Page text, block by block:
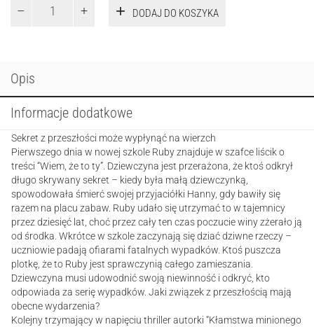
DODAJ DO KOSZYKA
Opis
Informacje dodatkowe
Sekret z przeszłości może wypłynąć na wierzch
Pierwszego dnia w nowej szkole Ruby znajduje w szafce liścik o
treści “Wiem, że to ty”. Dziewczyna jest przerażona, że ktoś odkrył
długo skrywany sekret – kiedy była małą dziewczynką,
spowodowała śmierć swojej przyjaciółki Hanny, gdy bawiły się
razem na placu zabaw. Ruby udało się utrzymać to w tajemnicy
przez dziesięć lat, choć przez cały ten czas poczucie winy zżerało ją
od środka. Wkrótce w szkole zaczynają się dziać dziwne rzeczy –
uczniowie padają ofiarami fatalnych wypadków. Ktoś puszcza
plotkę, że to Ruby jest sprawczynią całego zamieszania.
Dziewczyna musi udowodnić swoją niewinność i odkryć, kto
odpowiada za serię wypadków. Jaki związek z przeszłością mają
obecne wydarzenia?
Kolejny trzymający w napięciu thriller autorki “Kłamstwa minionego